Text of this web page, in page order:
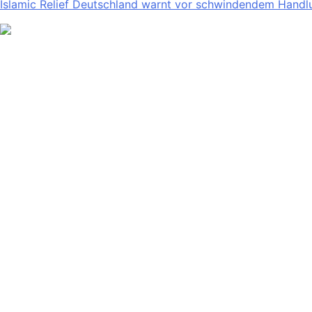
Islamic Relief Deutschland warnt vor schwindendem